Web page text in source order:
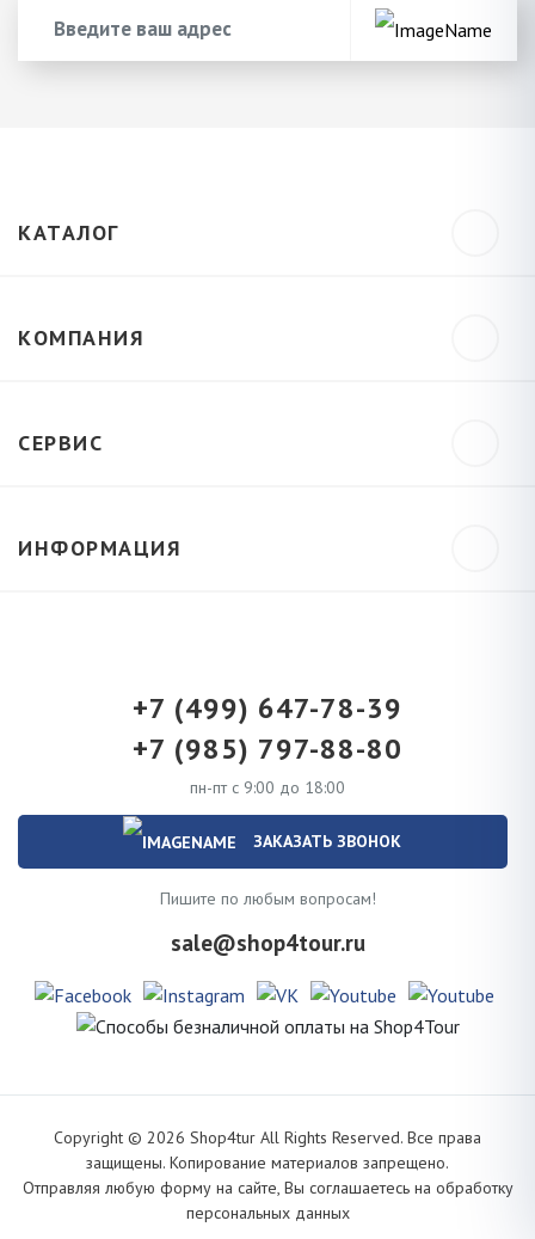
КАТАЛОГ
КОМПАНИЯ
СЕРВИС
ИНФОРМАЦИЯ
+7 (499) 647-78-39
+7 (985) 797-88-80
пн-пт с 9:00 до 18:00
ЗАКАЗАТЬ ЗВОНОК
Пишите по любым вопросам!
sale@shop4tour.ru
Copyright © 2026 Shop4tur All Rights Reserved. Все права
защищены. Копирование материалов запрещено.
Отправляя любую форму на сайте, Вы соглашаетесь на обработку
персональных данных